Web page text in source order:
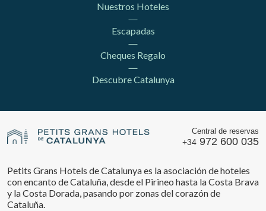
Nuestros Hoteles
Escapadas
Cheques Regalo
Descubre Catalunya
Central de reservas
+34 972 600 035
Petits Grans Hotels de Catalunya es la asociación de hoteles
con encanto de Cataluña, desde el Pirineo hasta la Costa Brava
y la Costa Dorada, pasando por zonas del corazón de
Cataluña.